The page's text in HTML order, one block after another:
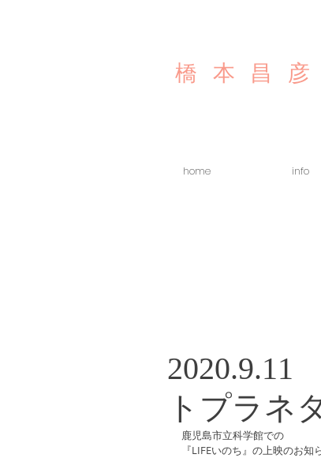
橋本昌彦
home info
トプラネ
鹿児島市立科学館での
『LIFEいのち』の上映のお知